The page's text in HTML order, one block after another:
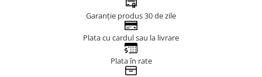
Garanție produs 30 de zile
Plata cu cardul sau la livrare
Plata în rate